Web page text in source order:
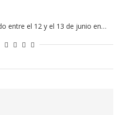
entre el 12 y el 13 de junio en…